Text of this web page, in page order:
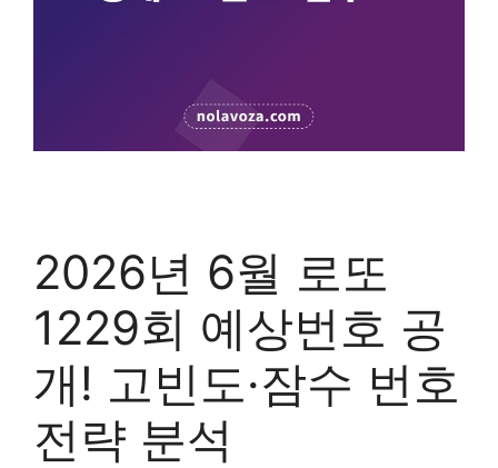
2026년 6월 로또
1229회 예상번호 공
개! 고빈도·잠수 번호
전략 분석